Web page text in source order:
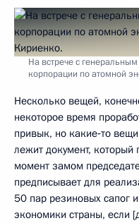
На встрече с
корпорации по атомной
Несколько вещей,
некоторое время
привык, но какие‑то
лежит документ,
момент замом
предписывает для
50 пар резиновых сапог
экономики страны, если